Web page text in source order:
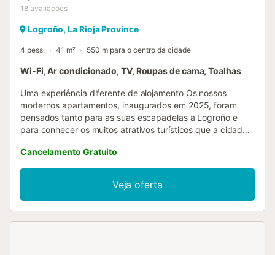
18 avaliações
Logroño, La Rioja Province
4 pess. 41 m² 550 m para o centro da cidade
Wi-Fi, Ar condicionado, TV, Roupas de cama, Toalhas
Uma experiência diferente de alojamento Os nossos
modernos apartamentos, inaugurados em 2025, foram
pensados tanto para as suas escapadelas a Logroño e
para conhecer os muitos atrativos turísticos que a cidade
precisar de participar em reuniões de trabalho. Seja qual
for a opção que escolha, na ALAIA ROOMS oferecemos-
lhe aquilo que procura. Estamos mesmo no centro da
cidade, no seu centro histórico, rodeados de monumentos
e museus, num magnífico cenário natural junto ao rio Ebro
Cancelamento Gratuito
Veja oferta